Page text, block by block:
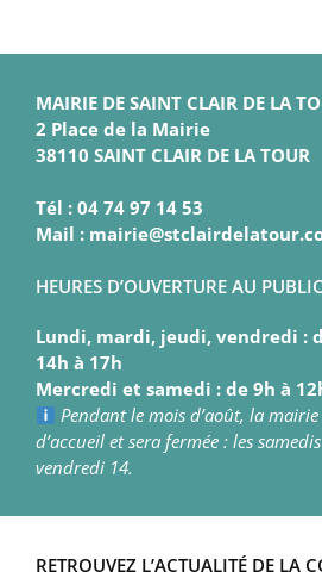
MAIRIE DE SAINT CLAIR DE LA
2 Place de la Mairie
38110 SAINT CLAIR DE LA TOUR
Tél : 04 74 97 14 53
Mail :
HEURES D’OUVERTURE AU
Lundi, mardi, jeudi, vendredi :
14h à 17h
Mercredi et samedi : de 9h à
Pendant le mois d’août, la
d’accueil et sera fermée : les
vendredi 14.
RETROUVEZ L’ACTUALITÉ DE LA